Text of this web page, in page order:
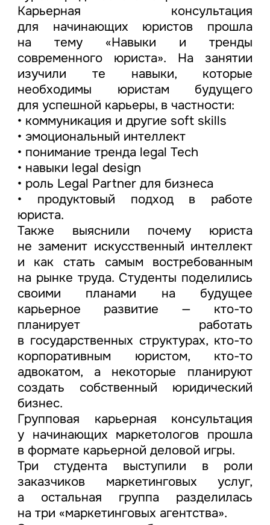
Карьерная консультация
для начинающих юристов прошла
на тему «Навыки и тренды
современного юриста». На занятии
изучили те навыки, которые
необходимы юристам будущего
для успешной карьеры, в частности:
• коммуникация и другие soft skills
• эмоциональный интеллект
• понимание тренда legal Tech
• навыки legal design
• роль Legal Partner для бизнеса
• продуктовый подход в работе
юриста.
Также выяснили почему юриста
не заменит искусственный интеллект
и как стать самым востребованным
на рынке труда. Студенты поделились
своими планами на будущее
карьерное развитие — кто-то
планирует работать
в государственных структурах, кто-то
корпоративным юристом, кто-то
адвокатом, а некоторые планируют
создать собственный юридический
бизнес.
Групповая карьерная консультация
у начинающих маркетологов прошла
в формате карьерной деловой игры.
Три студента выступили в роли
заказчиков маркетинговых услуг,
а остальная группа разделилась
на три «маркетинговых агентства».